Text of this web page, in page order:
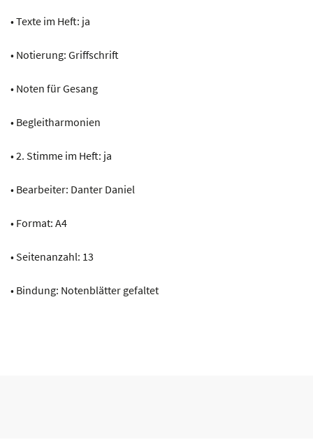
• Texte im Heft: ja
• Notierung: Griffschrift
• Noten für Gesang
• Begleitharmonien
• 2. Stimme im Heft: ja
• Bearbeiter: Danter Daniel
• Format: A4
• Seitenanzahl: 13
• Bindung: Notenblätter gefaltet